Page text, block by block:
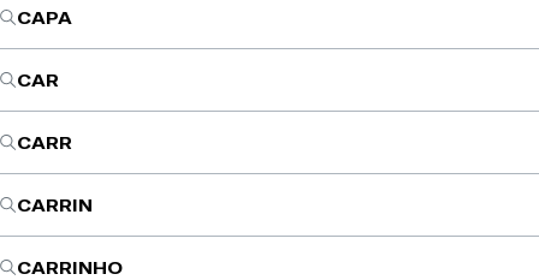
CAPA
CAR
CARR
CARRIN
CARRINHO